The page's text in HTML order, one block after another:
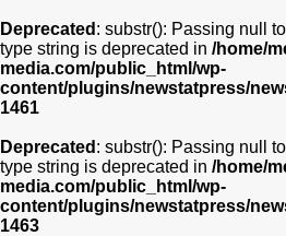
Deprecated : substr(): Passing null
type string is deprecated in /home/
media.com/public_html/wp-
content/plugins/newstatpress/
1461
Deprecated : substr(): Passing null
type string is deprecated in /home/
media.com/public_html/wp-
content/plugins/newstatpress/
1463